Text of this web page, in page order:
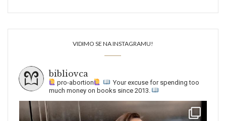
VIDIMO SE NA INSTAGRAMU!
bibliovca
pro-abortion
Your excuse for spending too
much money on books since 2013.